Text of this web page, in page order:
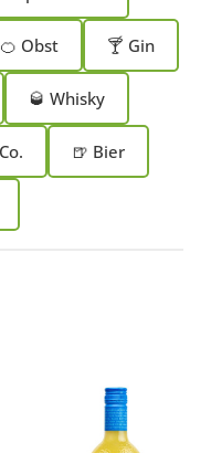
🍊 Obst 🍸 Gin
🥃 Whisky
🍺 Bier